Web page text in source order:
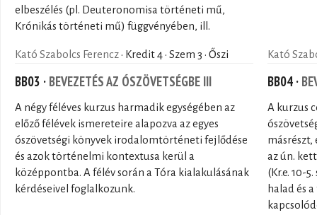
elbeszélés (pl. Deuteronomisa történeti mű,
Krónikás történeti mű) függvényében, ill.
Kató Szabolcs Ferencz· Kredit 4 · Szem 3 · Őszi
BB03 · BEVEZETÉS AZ ÓSZÖVETSÉGBE III
A négy féléves kurzus harmadik egységében az
előző félévek ismereteire alapozva az egyes
ószövetségi könyvek irodalomtörténeti fejlődése
és azok történelmi kontextusa kerül a
középpontba. A félév során a Tóra kialakulásának
kérdéseivel foglalkozunk.
Kató
BB04 ·
A kurzus
az ún.
(Kr.e. 10-
halad és